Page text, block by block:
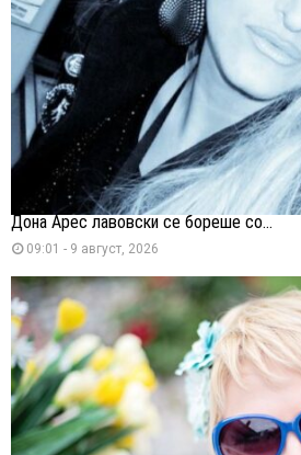
Дона Арес лавовски се бореше со...
09:01 - 9 август, 2026